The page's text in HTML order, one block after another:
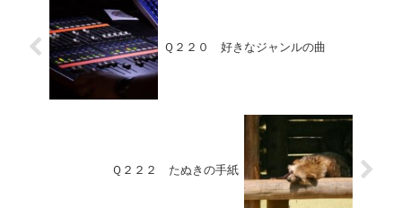
Ｑ２２０ 好きなジャンルの曲
Ｑ２２２ たぬきの手紙